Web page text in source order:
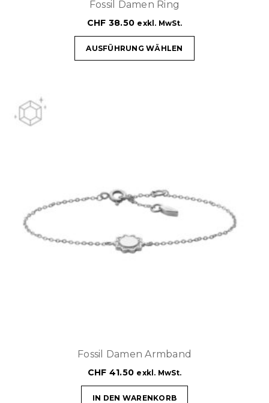
Fossil Damen Ring
CHF 38.50 exkl. MwSt.
AUSFÜHRUNG WÄHLEN
Fossil Damen Armband
CHF 41.50 exkl. MwSt.
IN DEN WARENKORB